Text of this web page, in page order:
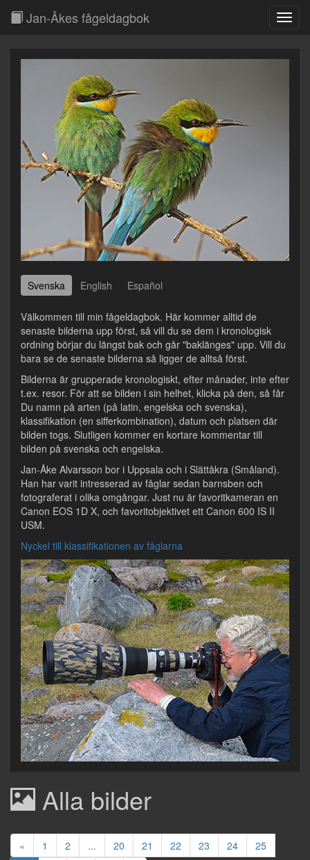
Jan-Åkes fågeldagbok
Svenska English Español
Välkommen till min fågeldagbok. Här kommer alltid de
senaste bilderna upp först, så vill du se dem i kronologisk
ordning börjar du längst bak och går "baklänges" upp. Vill du
bara se de senaste bilderna så ligger de alltså först.
Bilderna är grupperade kronologiskt, efter månader, inte efter
t.ex. resor. För att se bilden i sin helhet, klicka på den, så får
Du namn på arten (på latin, engelska och svenska),
klassifikation (en sifferkombination), datum och platsen där
bilden togs. Slutligen kommer en kortare kommentar till
bilden på svenska och engelska.
Jan-Åke Alvarsson bor i Uppsala och i Slättåkra (Småland).
Han har varit intresserad av fåglar sedan barnsben och
fotograferat i olika omgångar. Just nu är favoritkameran en
Canon EOS 1D X, och favoritobjektivet ett Canon 600 IS II
USM.
Nyckel till klassifikationen av fåglarna
Alla bilder
« 1 2 ... 20 21 22 23 24
25